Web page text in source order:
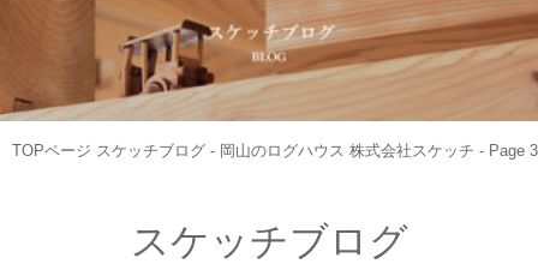
TOPページ スケッチブログ - 岡山のログハウス 株式会社スケッチ - Page
スケッチブログ